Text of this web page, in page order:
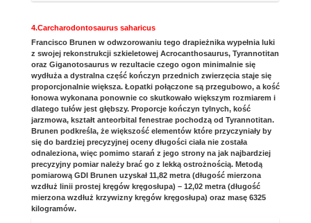
4.Carcharodontosaurus saharicus
Francisco Brunen w odwzorowaniu tego drapieżnika wypełnia luki
z swojej rekonstrukcji szkieletowej Acrocanthosaurus, Tyrannotitan
oraz Giganotosaurus w rezultacie czego ogon minimalnie się
wydłuża a dystralna część kończyn przednich zwierzęcia staje się
proporcjonalnie większa. Łopatki połączone są przegubowo, a kość
łonowa wykonana ponownie co skutkowało większym rozmiarem i
dlatego tułów jest głębszy. Proporcje kończyn tylnych, kość
jarzmowa, kształt anteorbital fenestrae pochodzą od Tyrannotitan.
Brunen podkreśla, że większość elementów które przyczyniały by
się do bardziej precyzyjnej oceny długości ciała nie została
odnaleziona, więc pomimo starań z jego strony na jak najbardziej
precyzyjny pomiar należy brać go z lekką ostrożnością. Metodą
pomiarową GDI Brunen uzyskał 11,82 metra (długość mierzona
wzdłuż linii prostej kręgów kręgosłupa) – 12,02 metra (długość
mierzona wzdłuż krzywizny kręgów kręgosłupa) oraz masę 6325
kilogramów.